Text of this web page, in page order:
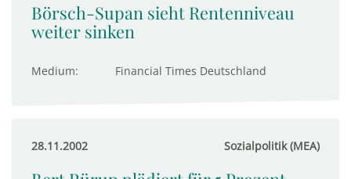
Börsch-Supan sieht Rentenniveau
weiter sinken
Medium: Financial Times Deutschland
28.11.2002 Sozialpolitik (MEA)